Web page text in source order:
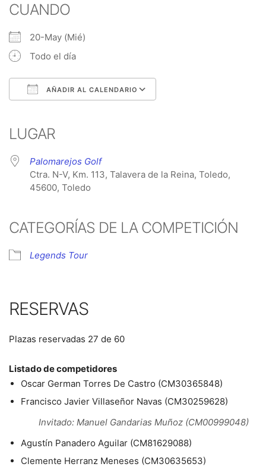
CUANDO
20-May (Mié)
Todo el día
AÑADIR AL CALENDARIO
LUGAR
Palomarejos Golf
Ctra. N-V, Km. 113, Talavera de la Reina, Toledo,
45600, Toledo
CATEGORÍAS DE LA COMPETICIÓN
Legends Tour
RESERVAS
Plazas reservadas 27 de 60
Listado de competidores
Oscar German Torres De Castro (CM30365848)
Francisco Javier Villaseñor Navas (CM30259628)
Invitado: Manuel Gandarias Muñoz (CM00999048)
Agustín Panadero Aguilar (CM81629088)
Clemente Herranz Meneses (CM30635653)